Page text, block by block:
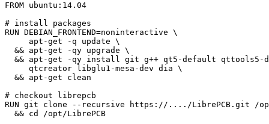
FROM ubuntu:14.04
# install packages
RUN DEBIAN_FRONTEND=noninteractive \
     apt-get -q update \
  && apt-get -qy upgrade \
&& apt-get -qy install git g++ qt5-default qttools5-
     qtcreator libglu1-mesa-dev dia \
  && apt-get clean
# checkout librepcb
RUN git clone --recursive https://..../LibrePCB.git /
  && cd /opt/LibrePCB